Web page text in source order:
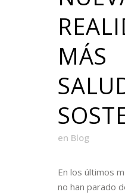
MÁS
en Blog
En los últimos
no han parado